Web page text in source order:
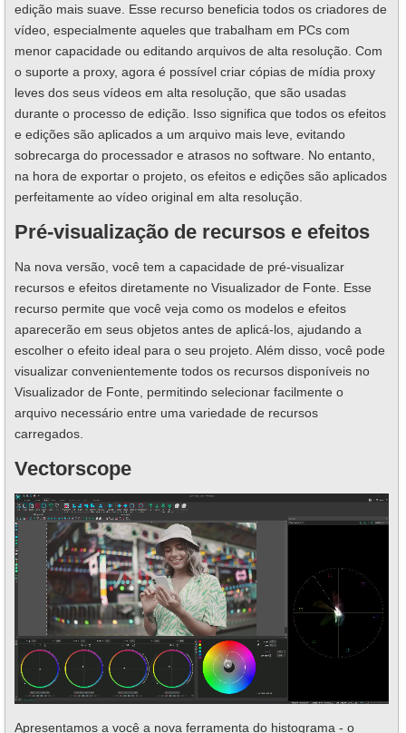
edição mais suave. Esse recurso beneficia todos os criadores de
vídeo, especialmente aqueles que trabalham em PCs com
menor capacidade ou editando arquivos de alta resolução. Com
o suporte a proxy, agora é possível criar cópias de mídia proxy
leves dos seus vídeos em alta resolução, que são usadas
durante o processo de edição. Isso significa que todos os efeitos
e edições são aplicados a um arquivo mais leve, evitando
sobrecarga do processador e atrasos no software. No entanto,
na hora de exportar o projeto, os efeitos e edições são aplicados
perfeitamente ao vídeo original em alta resolução.
Pré-visualização de recursos e efeitos
Na nova versão, você tem a capacidade de pré-visualizar
recursos e efeitos diretamente no Visualizador de Fonte. Esse
recurso permite que você veja como os modelos e efeitos
aparecerão em seus objetos antes de aplicá-los, ajudando a
escolher o efeito ideal para o seu projeto. Além disso, você pode
visualizar convenientemente todos os recursos disponíveis no
Visualizador de Fonte, permitindo selecionar facilmente o
arquivo necessário entre uma variedade de recursos
carregados.
Vectorscope
Apresentamos a você a nova ferramenta do histograma - o